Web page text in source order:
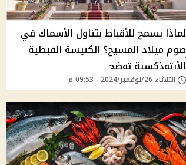
لماذا يسمح للأقباط بتناول الأسماك في
صوم ميلاد المسيح؟ الكنيسة القبطية
الأرثوذكسية توضح
الثلاثاء 26/نوفمبر/2024 - 09:53 م